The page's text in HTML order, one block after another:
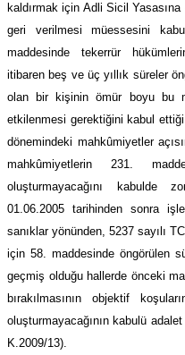
kaldırmak için Adli Sicil
geri verilmesi müessesini
maddesinde tekerrür
itibaren beş ve üç yıllık süreler
olan bir kişinin ömür boyu bu
etkilenmesi gerektiğini kabul
dönemindeki mahkûmiyetler
mahkûmiyetlerin 231.
oluşturmayacağını kabulde
01.06.2005 tarihinden sonra
sanıklar yönünden, 5237 sayılı
için 58. maddesinde öngörülen
geçmiş olduğu hallerde önceki
bırakılmasının objektif
oluşturmayacağının kabulü
K.2009/13).